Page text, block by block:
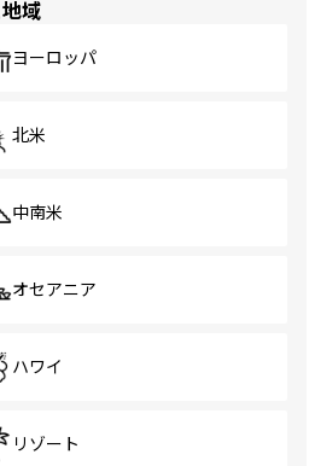
域
ヨーロッパ
北米
中南米
オセアニア
ハワイ
リゾート